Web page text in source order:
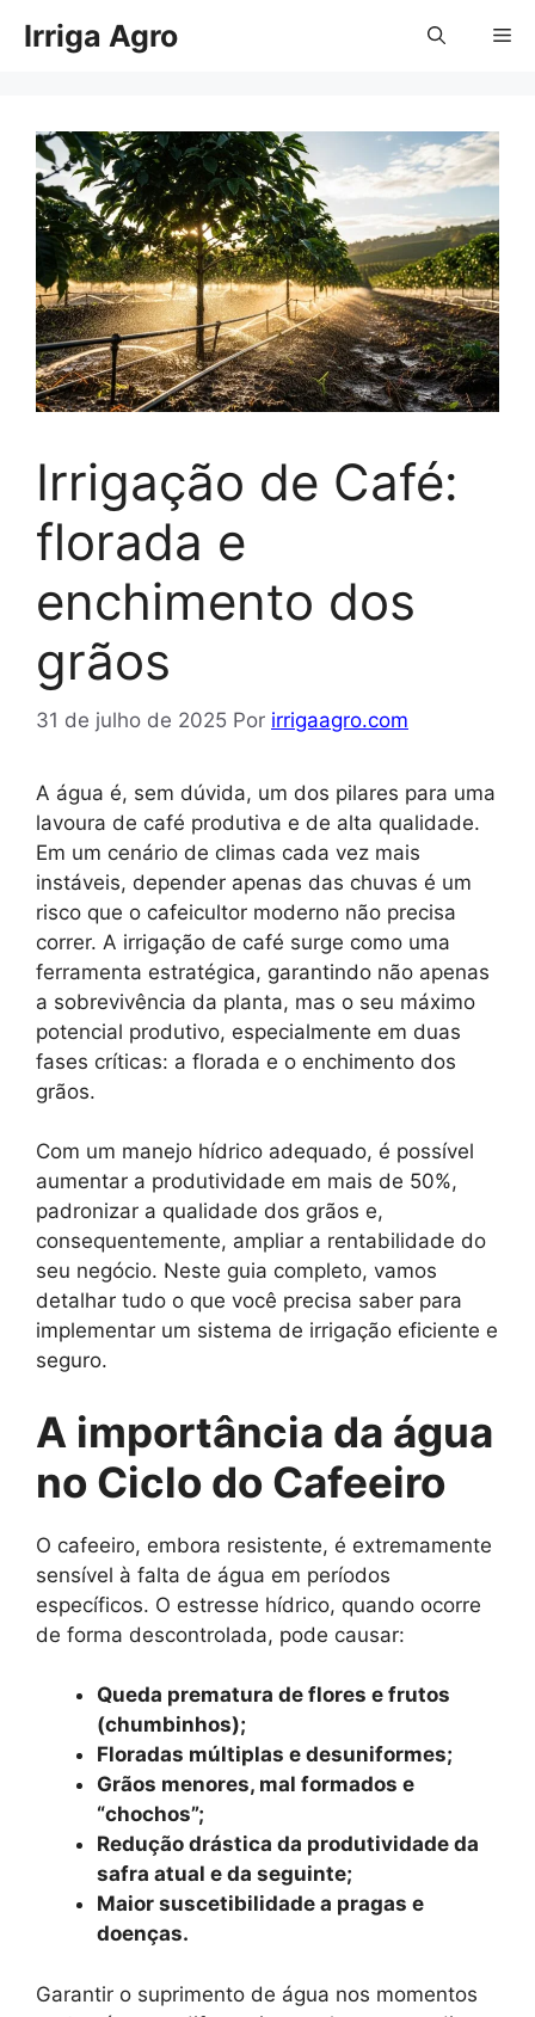
paraIrriga Agro
Irrigação de Café:
florada e
enchimento dos
grãos
31 de julho de 2025 Por irrigaagro.com
A água é, sem dúvida, um dos pilares para uma
lavoura de café produtiva e de alta qualidade.
Em um cenário de climas cada vez mais
instáveis, depender apenas das chuvas é um
risco que o cafeicultor moderno não precisa
correr. A irrigação de café surge como uma
ferramenta estratégica, garantindo não apenas
a sobrevivência da planta, mas o seu máximo
potencial produtivo, especialmente em duas
fases críticas: a florada e o enchimento dos
grãos.
Com um manejo hídrico adequado, é possível
aumentar a produtividade em mais de 50%,
padronizar a qualidade dos grãos e,
consequentemente, ampliar a rentabilidade do
seu negócio. Neste guia completo, vamos
detalhar tudo o que você precisa saber para
implementar um sistema de irrigação eficiente e
seguro.
A importância da água
no Ciclo do Cafeeiro
O cafeeiro, embora resistente, é extremamente
sensível à falta de água em períodos
específicos. O estresse hídrico, quando ocorre
de forma descontrolada, pode causar:
Queda prematura de flores e frutos
(chumbinhos);
Floradas múltiplas e desuniformes;
Grãos menores, mal formados e
“chochos”;
Redução drástica da produtividade da
safra atual e da seguinte;
Maior suscetibilidade a pragas e
doenças.
Garantir o suprimento de água nos momentos